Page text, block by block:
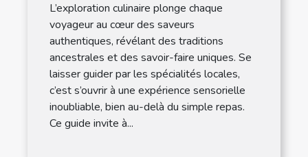
L’exploration culinaire plonge chaque
voyageur au cœur des saveurs
authentiques, révélant des traditions
ancestrales et des savoir-faire uniques. Se
laisser guider par les spécialités locales,
c’est s’ouvrir à une expérience sensorielle
inoubliable, bien au-delà du simple repas.
Ce guide invite à...